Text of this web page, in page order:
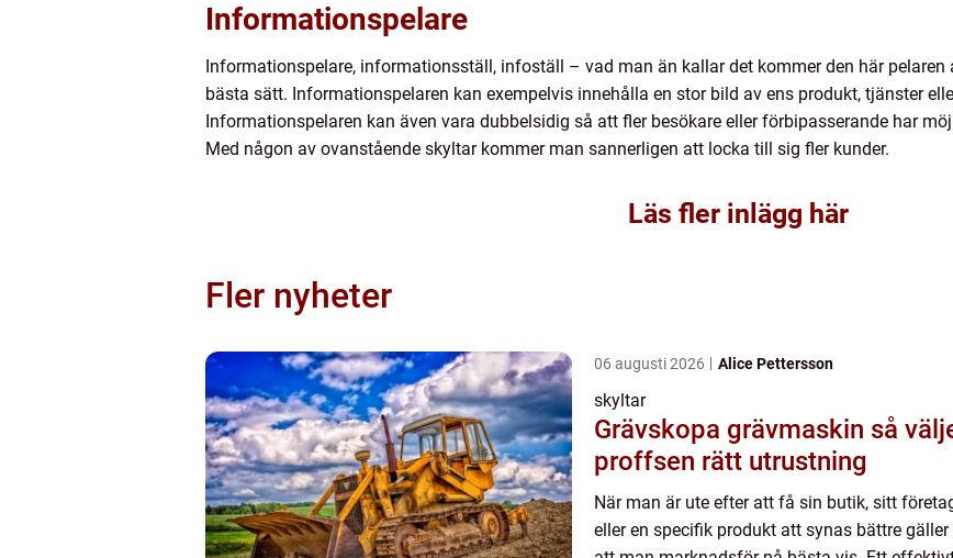
Informationspelare
Informationspelare, informationsställ, infoställ – vad man än kallar det kommer den här
bästa sätt. Informationspelaren kan exempelvis innehålla en stor bild av ens produkt, tjänster
Informationspelaren kan även vara dubbelsidig så att fler besökare eller förbipasserande har
Med någon av ovanstående skyltar kommer man sannerligen att locka till sig fler kunder.
Läs fler inlägg här
Fler nyheter
06 augusti 2026 Alice Pettersson
skyltar
Grävskopa grävmaskin så väljer
proffsen rätt utrustning
När man är ute efter att få sin butik, sitt
eller en specifik produkt att synas bättre gäller